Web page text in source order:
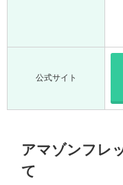
公式サイト
アマゾンフレ
て